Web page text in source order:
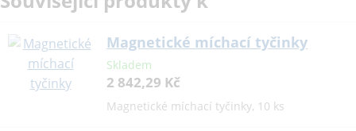
Magnetické míchací tyčinky
Skladem
2 842,29 Kč
Magnetické míchací tyčinky, 10 ks